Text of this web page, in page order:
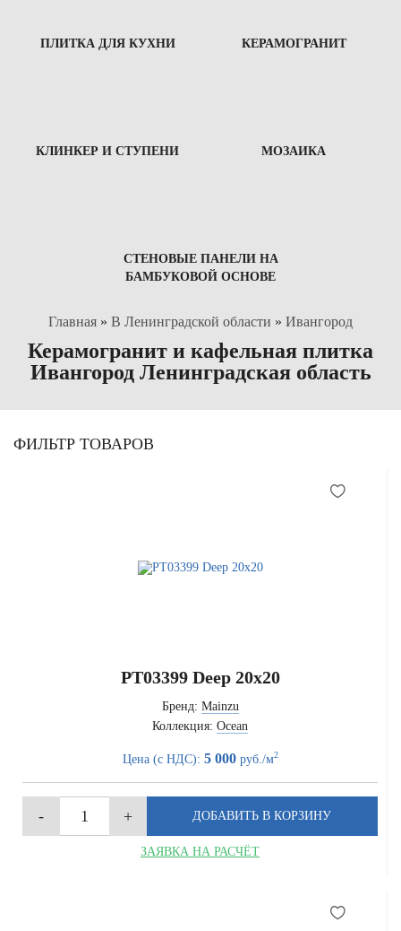
ПЛИТКА ДЛЯ КУХНИ КЕРАМОГРАНИТ
КЛИНКЕР И СТУПЕНИ МОЗАИКА
СТЕНОВЫЕ ПАНЕЛИ НА
БАМБУКОВОЙ ОСНОВЕ
Главная » В Ленинградской области » Ивангород
Керамогранит и кафельная плитка
Ивангород Ленинградская область
ФИЛЬТР ТОВАРОВ
PT03399 Deep 20x20
Бренд: Mainzu
Коллекция: Ocean
Цена (с НДС): 5 000руб./м2
ЗАЯВКА НА РАСЧЁТ